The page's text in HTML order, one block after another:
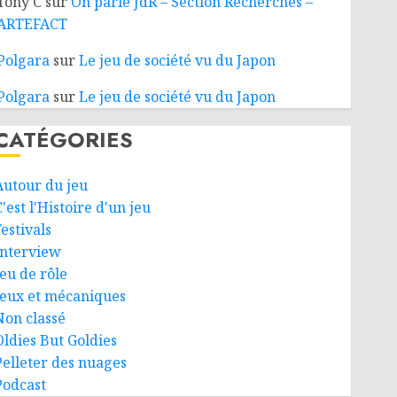
surLe jeu de société vu du Japon
surLe jeu de société vu du Japon
du jeu
l'Histoire d'un jeu
de rôle
et mécaniques
classé
But Goldies
des nuages